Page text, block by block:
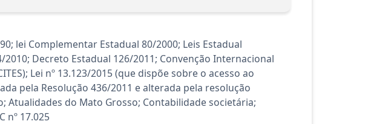
lei Complementar Estadual 80/2000; Leis Estadual
Decreto Estadual 126/2011; Convenção Internacional
Lei nº 13.123/2015 (que dispõe sobre o acesso ao
pela Resolução 436/2011 e alterada pela resolução
Atualidades do Mato Grosso; Contabilidade societária;
nº 17.025